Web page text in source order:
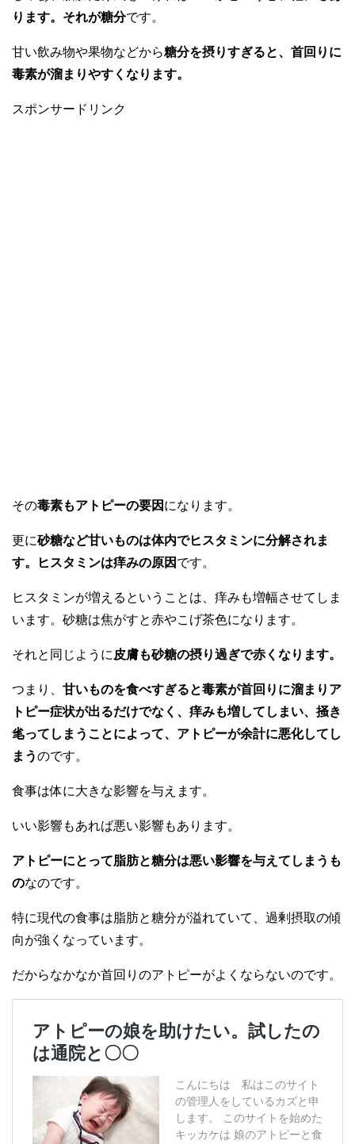
ります。それが糖分です。
甘い飲み物や果物などから糖分を摂りすぎると、首回りに
毒素が溜まりやすくなります。
スポンサードリンク
その毒素もアトピーの要因 になります。
更に砂糖など甘いものは体内でヒスタミンに分解されま
す。ヒスタミンは痒みの原因 です。
ヒスタミンが増えるということは、痒みも増幅させてしま
います。砂糖は焦がすと赤やこげ茶色になります。
それと同じように 皮膚も砂糖の摂り過ぎで赤くなります。
つまり、 甘いものを食べすぎると毒素が首回りに溜まりア
トピー症状が出るだけでなく、痒みも増してしまい、掻き
毟ってしまうことによって、アトピーが余計に悪化してし
まうのです。
食事は体に大きな影響を与えます。
いい影響もあれば悪い影響もあります。
アトピーにとって脂肪と糖分は悪い影響を与えてしまうも
のなのです。
特に現代の食事は脂肪と糖分が溢れていて、過剰摂取の傾
向が強くなっています。
だからなかなか首回りのアトピーがよくならないのです。